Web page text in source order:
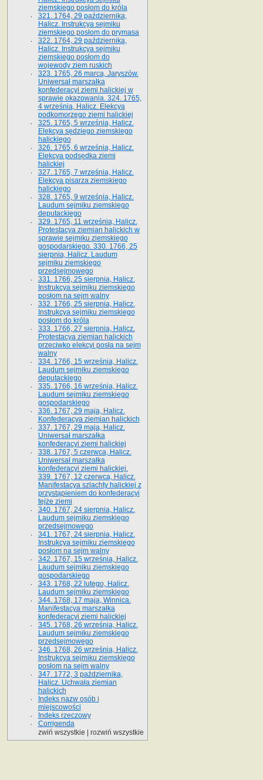
ziemskiego posłom do króla
321. 1764, 29 października,
Halicz. Instrukcya sejmiku
ziemskiego posłom do prymasa
322. 1764, 29 października,
Halicz. Instrukcya sejmiku
ziemskiego posłom do
wojewody ziem ruskich
323. 1765, 26 marca, Jaryszów.
Uniwersał marszałka
konfederacyi ziemi halickiej w
sprawie okazowania. 324. 1765,
4 września, Halicz. Elekcya
podkomorzego ziemi halickiej
325. 1765, 5 września, Halicz.
Elekcya sędziego ziemskiego
halickiego
326. 1765, 6 września, Halicz.
Elekcya podsędka ziemi
halickiej
327. 1765, 7 września, Halicz.
Elekcya pisarza ziemskiego
halickiego
328. 1765, 9 września, Halicz.
Laudum sejmiku ziemskiego
deputackiego
329. 1765, 11 września, Halicz.
Protestacya ziemian halickich w
sprawie sejmiku ziemskiego
gospodarskiego. 330. 1766, 25
sierpnia, Halicz. Laudum
sejmiku ziemskiego
przedsejmowego
331. 1766, 25 sierpnia, Halicz.
Instrukcya sejmiku ziemskiego
posłom na sejm walny
332. 1766, 25 sierpnia, Halicz.
Instrukcya sejmiku ziemskiego
posłom do króla
333. 1766, 27 sierpnia, Halicz.
Protestacya ziemian halickich
przeciwko elekcyi posła na sejm
walny
334. 1766, 15 września, Halicz.
Laudum sejmiku ziemskiego
deputackiego
335. 1766, 16 września, Halicz.
Laudum sejmiku ziemskiego
gospodarskiego
336. 1767, 29 maja, Halicz.
Konfederacya ziemian halickich
337. 1767, 29 maja, Halicz.
Uniwersał marszałka
konfederacyi ziemi halickiej
338. 1767, 5 czerwca, Halicz.
Uniwersał marszałka
konfederacyi ziemi halickiej.
339. 1767, 12 czerwca, Halicz.
Manifestacya szlachty halickiej z
przystąpieniem do konfederacyi
tejże ziemi
340. 1767, 24 sierpnia, Halicz.
Laudum sejmiku ziemskiego
przedsejmowego
341. 1767, 24 sierpnia, Halicz.
Instrukcya sejmiku ziemskiego
posłom na sejm walny
342. 1767, 15 września, Halicz.
Laudum sejmiku ziemskiego
gospodarskiego
343. 1768, 22 lutego, Halicz.
Laudum sejmiku ziemskiego
344. 1768, 17 maja, Winnica.
Manifestacya marszałka
konfederacyi ziemi halickiej
345. 1768, 26 września, Halicz.
Laudum sejmiku ziemskiego
przedsejmowego
346. 1768, 26 września, Halicz.
Instrukcya sejmiku ziemskiego
posłom na sejm walny
347. 1772, 3 października,
Halicz. Uchwała ziemian
halickich
Indeks nazw osób i
miejscowości
Indeks rzeczowy
Corrigenda
zwiń wszystkie
rozwiń wszystkie